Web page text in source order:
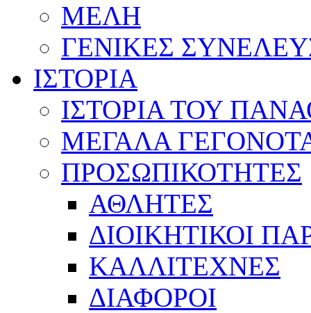
ΜΕΛΗ
ΓΕΝΙΚΕΣ
ΙΣΤΟΡΙΑ
ΙΣΤΟΡΙΑ ΤΟΥ
ΜΕΓΑΛΑ
ΠΡΟΣΩΠΙΚΟΤΗΤΕΣ
ΑΘΛΗΤΕΣ
ΔΙΟΙΚΗΤΙΚΟΙ
ΚΑΛΛΙΤΕΧΝΕΣ
ΔΙΑΦΟΡΟΙ